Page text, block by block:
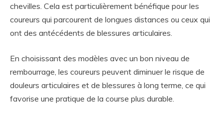
chevilles. Cela est particulièrement bénéfique pour les
coureurs qui parcourent de longues distances ou ceux qui
ont des antécédents de blessures articulaires.
En choisissant des modèles avec un bon niveau de
rembourrage, les coureurs peuvent diminuer le risque de
douleurs articulaires et de blessures à long terme, ce qui
favorise une pratique de la course plus durable.